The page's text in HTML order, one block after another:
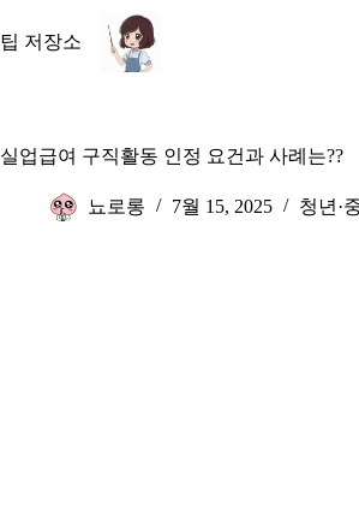
문
뛰
팁 저장소
실업급여 구직활동 인정 요건과 사례는??
뇨로롱 7월 15, 2025 청년·